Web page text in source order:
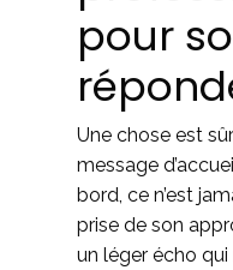
pour
Une chose est
message
bord, ce n’est
prise de son
un léger écho